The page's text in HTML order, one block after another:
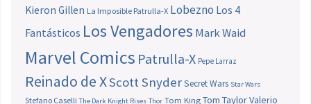
Kieron Gillen La Imposible Patrulla-X Lobezno Los 4
Fantásticos Los Vengadores Mark Waid
Marvel Comics Patrulla-X Pepe Larraz
Reinado de XScott SnyderSecret Wars Star Wars
Stefano Caselli The Dark Knight Rises Thor Tom King Tom TaylorValerio